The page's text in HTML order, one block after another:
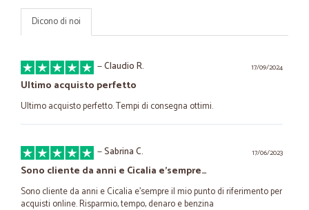
Dicono di noi
17/09/2024
—Claudio R.
Ultimo acquisto perfetto
Ultimo acquisto perfetto. Tempi di consegna ottimi.
17/06/2023
—Sabrina C.
Sono cliente da anni e Cicalia e'sempre…
Sono cliente da anni e Cicalia e'sempre il mio punto di riferimento per
acquisti online. Risparmio, tempo, denaro e benzina